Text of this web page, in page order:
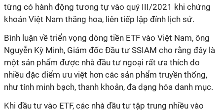
từng có hành động tương tự vào quý III/2021 khi chứng
khoán Việt Nam thăng hoa, liên tiếp lập đỉnh lịch sử.
Bình luận về triển vọng dòng tiền ETF vào Việt Nam, ông
Nguyễn Kỳ Minh, Giám đốc Đầu tư SSIAM cho rằng đây là
một sản phẩm được nhà đầu tư ngoại rất ưa thích do
nhiều đặc điểm ưu việt hơn các sản phẩm truyền thống,
như tính minh bạch, thanh khoản, đa dạng hóa danh mục.
Khi đầu tư vào ETF, các nhà đầu tư tập trung nhiều vào